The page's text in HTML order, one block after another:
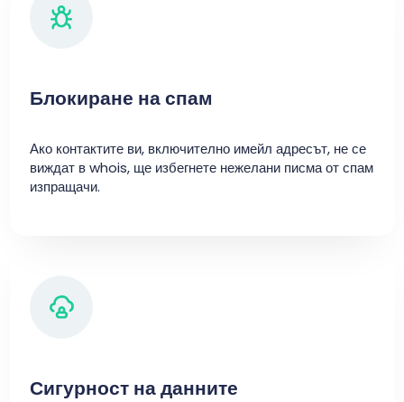
Блокиране на спам
Ако контактите ви, включително имейл адресът, не се
виждат в whois, ще избегнете нежелани писма от спам
изпращачи.
Сигурност на данните